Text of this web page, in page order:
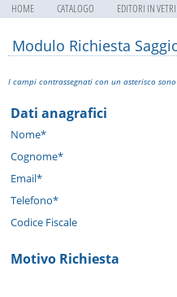
HOME CATALOGO EDITORI IN
Modulo Richiesta
I campi contrassegnati con un asterisco
Dati anagrafici
Nome*
Cognome*
Email*
Telefono*
Codice Fiscale
Motivo Richiesta